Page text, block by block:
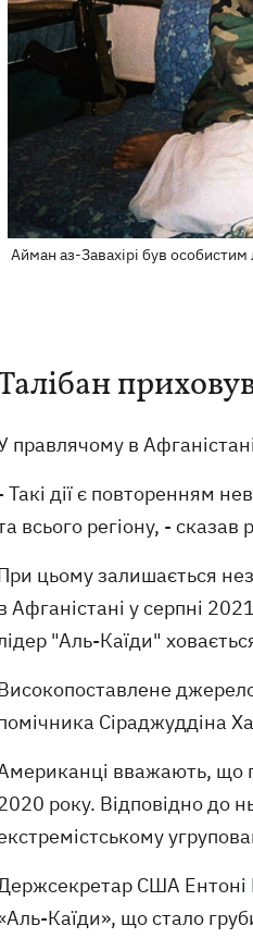
Айман аз-Завахірі був
правлячому в
Такі дії є повторенням
всього регіону, -
цьому залишається
Афганістані у серпні
"Аль-Каїди"
Сіраджуддіна
вважають, що
року. Відповідно до
США Ентоні
Каїди», що стало